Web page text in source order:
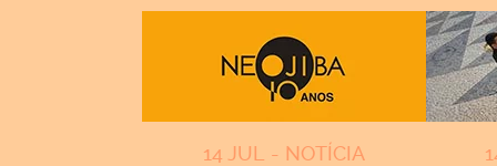
14 JUL - NOTÍCIA